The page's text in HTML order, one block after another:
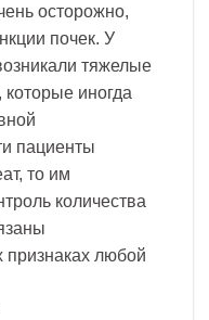
осторожно,
почек. У
тяжелые
иногда
пациенты
то им
количества
признаках любой